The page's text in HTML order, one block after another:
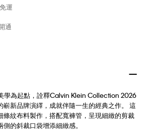
運
通
學為起點，詮釋Calvin Klein Collection 2026
嶄新品牌演繹，成就伴隨一生的經典之作。 這
條紋布料製作，搭配寬褲管，呈現細緻的剪裁
的斜裁口袋增添細緻感。